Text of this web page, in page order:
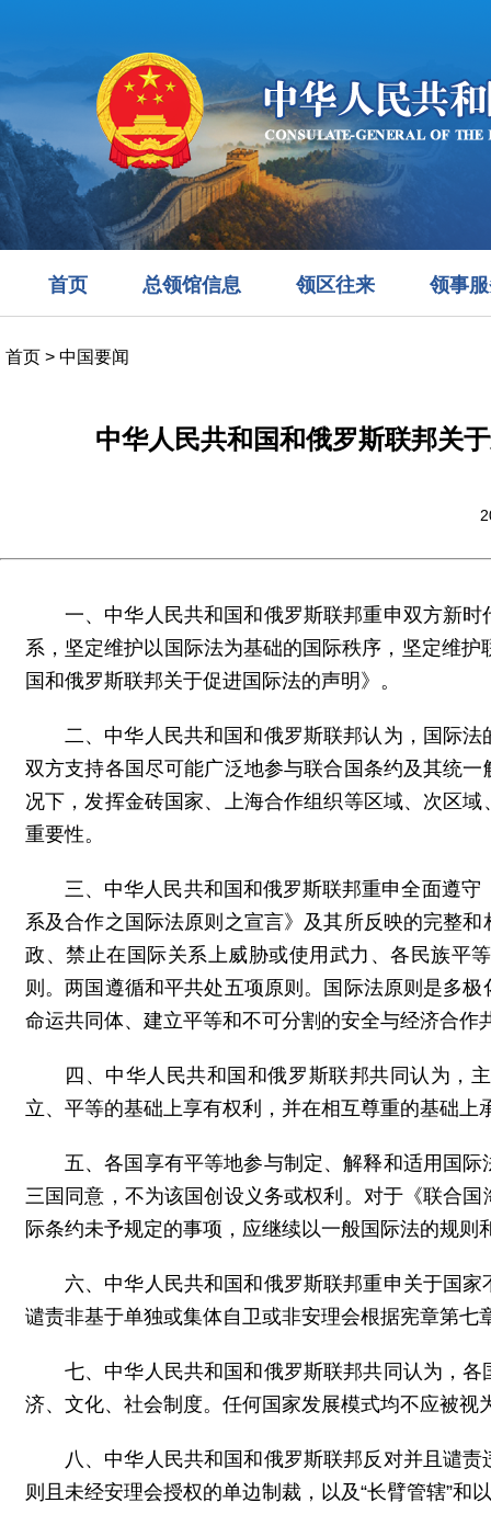
首页 总领馆信息 领区往来 领事
首页 > 中国要闻
中华人民共和国和俄罗斯联邦关
一、中华人民共和国和俄罗斯联邦重申双方新
系，坚定维护以国际法为基础的国际秩序，坚定维
国和俄罗斯联邦关于促进国际法的声明》。
二、中华人民共和国和俄罗斯联邦认为，国际
双方支持各国尽可能广泛地参与联合国条约及其统
况下，发挥金砖国家、上海合作组织等区域、次区
重要性。
三、中华人民共和国和俄罗斯联邦重申全面遵
系及合作之国际法原则之宣言》及其所反映的完整
政、禁止在国际关系上威胁或使用武力、各民族平
则。两国遵循和平共处五项原则。国际法原则是多
命运共同体、建立平等和不可分割的安全与经济合作
四、中华人民共和国和俄罗斯联邦共同认为，
立、平等的基础上享有权利，并在相互尊重的基础上
五、各国享有平等地参与制定、解释和适用国
三国同意，不为该国创设义务或权利。对于《联合
际条约未予规定的事项，应继续以一般国际法的规则
六、中华人民共和国和俄罗斯联邦重申关于国
谴责非基于单独或集体自卫或非安理会根据宪章第七
七、中华人民共和国和俄罗斯联邦共同认为，
济、文化、社会制度。任何国家发展模式均不应被视
八、中华人民共和国和俄罗斯联邦反对并且谴
则且未经安理会授权的单边制裁，以及“长臂管辖”